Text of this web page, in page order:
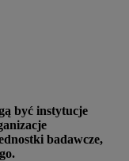
być instytucje
badawcze,